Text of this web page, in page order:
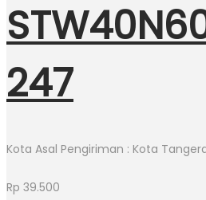
247
Kota Asal Pengiriman : Kota
Rp 39.500